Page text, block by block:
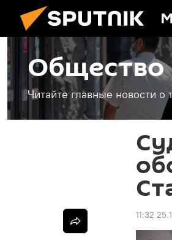
Общество
Читайте главные новости
11:32